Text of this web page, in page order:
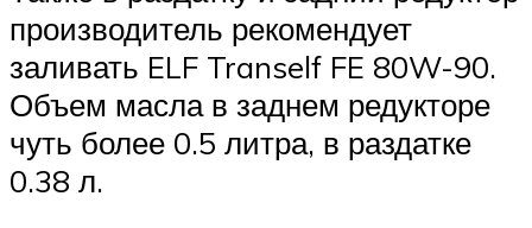
производитель рекомендует
заливать ELF Tranself FE 80W-90.
Объем масла в заднем редукторе
чуть более 0.5 литра, в раздатке
0.38 л.